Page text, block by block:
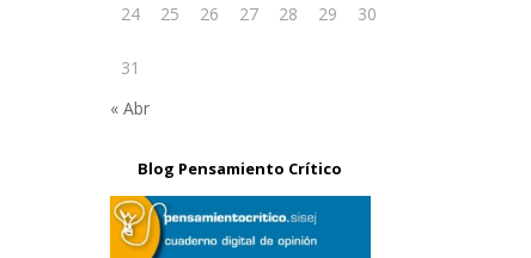
24 25 26 27 28 29 30
31
« Abr
Blog Pensamiento Crítico